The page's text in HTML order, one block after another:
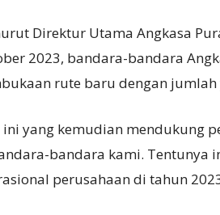
Direktur Utama Angkasa
2023, bandara-bandara
rute baru dengan jumlah
ini yang kemudian mendukung
bandara kami. Tentunya
perusahaan di tahun